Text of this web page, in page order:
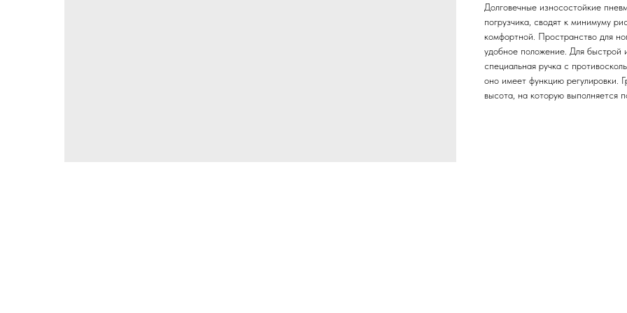
Долговечные износостойкие
погрузчика, сводят к минимуму
комфортной. Пространство для
удобное положение. Для быстрой
специальная ручка с
оно имеет функцию регулировки.
высота, на которую выполняется